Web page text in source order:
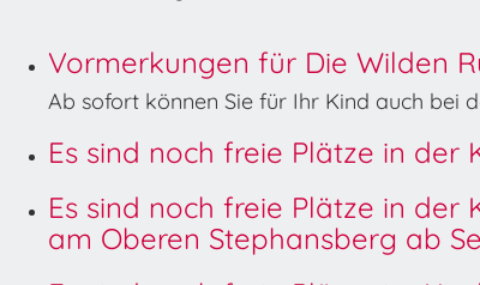
Vormerkungen für Die Wilden
Ab sofort können Sie für Ihr Kind auch bei
Es sind noch freie Plätze in der
Es sind noch freie Plätze in
am Oberen Stephansberg ab